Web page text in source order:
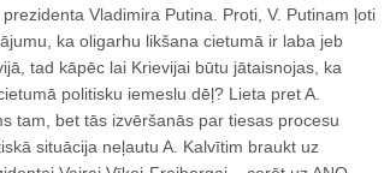
Vladimira Putina. Proti, V. Putinam ļoti
ka oligarhu likšana cietumā ir laba jeb
tad kāpēc lai Krievijai būtu jātaisnojas, ka
politisku iemeslu dēļ? Lieta pret A.
tam, bet tās izvēršanās par tiesas procesu
situācija neļautu A. Kalvītim braukt uz